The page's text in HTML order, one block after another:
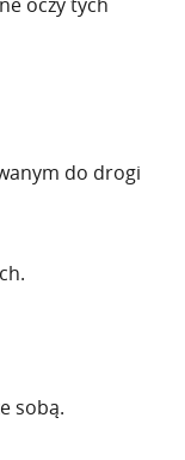
do drogi
sobą.